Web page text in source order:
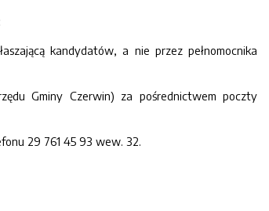
kandydatów, a nie przez pełnomocnika
Gminy Czerwin) za pośrednictwem poczty
29 761 45 93 wew. 32.